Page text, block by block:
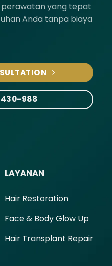
yang tepat
Anda tanpa biaya
988
LAYANAN
Hair Restoration
Face & Body Glow Up
Hair Transplant Repair